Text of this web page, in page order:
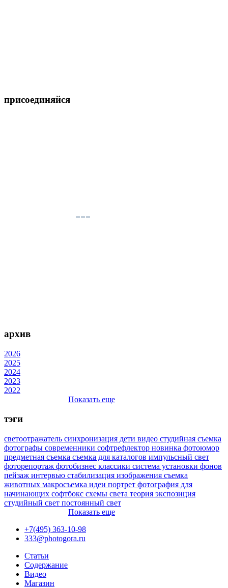
присоединяйся
архив
2026
2025
2024
2023
2022
Показать еще
тэги
светоотражатель синхронизация дети видео студийная съемка
фотографы современники софтрефлектор новинка фотоюмор
предметная съемка съемка для каталогов импульсный свет
фоторепортаж фотобизнес классики система установки фонов
пейзаж интервью стабилизация изображения съемка
животных макросъемка идеи портрет фотография для
начинающих софтбокс схемы света теория экспозиция
студийный свет постоянный свет
Показать еще
+7(495) 363-10-98
333@photogora.ru
Статьи
Содержание
Видео
Магазин